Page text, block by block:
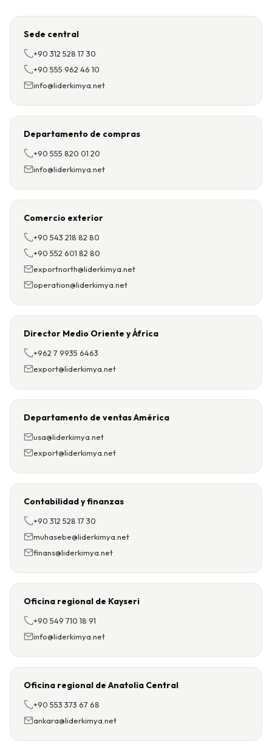
Sede central
+90 312 528 17 30
+90 555 962 46 10
info@liderkimya.net
Departamento de compras
+90 555 820 01 20
info@liderkimya.net
Comercio exterior
+90 543 218 82 80
+90 552 601 82 80
exportnorth@liderkimya.net
operation@liderkimya.net
Director Medio Oriente y África
+962 7 9935 6463
export@liderkimya.net
Departamento de ventas América
usa@liderkimya.net
export@liderkimya.net
Contabilidad y finanzas
+90 312 528 17 30
muhasebe@liderkimya.net
finans@liderkimya.net
Oficina regional de Kayseri
+90 549 710 18 91
info@liderkimya.net
Oficina regional de Anatolia Central
+90 553 373 67 68
ankara@liderkimya.net